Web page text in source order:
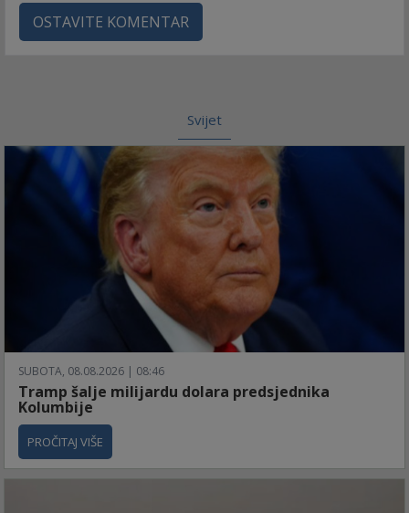
OSTAVITE KOMENTAR
Svijet
SUBOTA, 08.08.2026 | 08:46
Tramp šalje milijardu dolara predsjednika
Kolumbije
PROČITAJ VIŠE